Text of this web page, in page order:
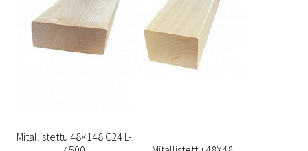
Mitallistettu 48×148 C24 L-